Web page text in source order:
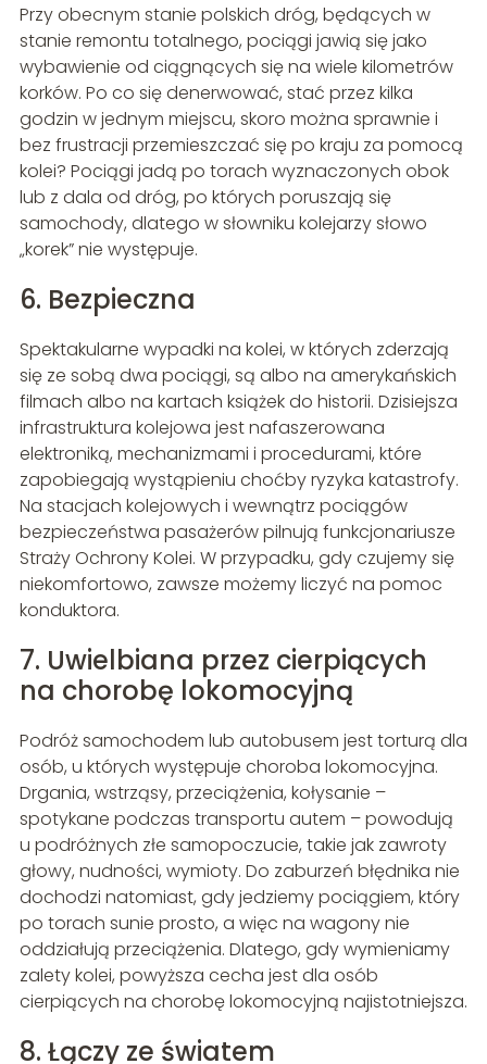
Przy obecnym stanie polskich dróg, będących w
stanie remontu totalnego, pociągi jawią się jako
wybawienie od ciągnących się na wiele kilometrów
korków. Po co się denerwować, stać przez kilka
godzin w jednym miejscu, skoro można sprawnie i
bez frustracji przemieszczać się po kraju za pomocą
kolei? Pociągi jadą po torach wyznaczonych obok
lub z dala od dróg, po których poruszają się
samochody, dlatego w słowniku kolejarzy słowo
„korek” nie występuje.
6. Bezpieczna
Spektakularne wypadki na kolei, w których zderzają
się ze sobą dwa pociągi, są albo na amerykańskich
filmach albo na kartach książek do historii. Dzisiejsza
infrastruktura kolejowa jest nafaszerowana
elektroniką, mechanizmami i procedurami, które
zapobiegają wystąpieniu choćby ryzyka katastrofy.
Na stacjach kolejowych i wewnątrz pociągów
bezpieczeństwa pasażerów pilnują funkcjonariusze
Straży Ochrony Kolei. W przypadku, gdy czujemy się
niekomfortowo, zawsze możemy liczyć na pomoc
konduktora.
7. Uwielbiana przez cierpiących
na chorobę lokomocyjną
Podróż samochodem lub autobusem jest torturą dla
osób, u których występuje choroba lokomocyjna.
Drgania, wstrząsy, przeciążenia, kołysanie –
spotykane podczas transportu autem – powodują
u podróżnych złe samopoczucie, takie jak zawroty
głowy, nudności, wymioty. Do zaburzeń błędnika nie
dochodzi natomiast, gdy jedziemy pociągiem, który
po torach sunie prosto, a więc na wagony nie
oddziałują przeciążenia. Dlatego, gdy wymieniamy
zalety kolei, powyższa cecha jest dla osób
cierpiących na chorobę lokomocyjną najistotniejsza.
8. Łączy ze światem